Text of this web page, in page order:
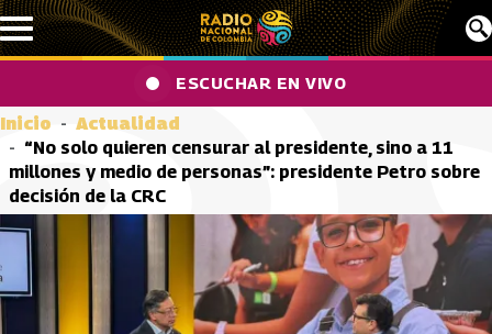
Pasar al contenido principal
ESCUCHAR EN VIVO
Inicio
Actualidad
“No solo quieren censurar al presidente, sino a 11
millones y medio de personas”: presidente Petro sobre
decisión de la CRC